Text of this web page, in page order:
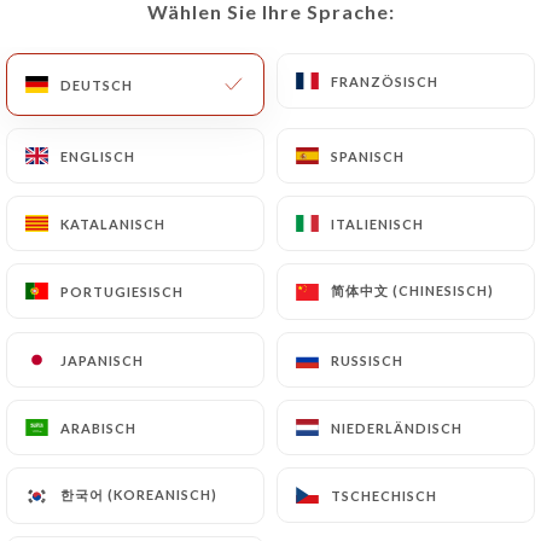
Wählen Sie Ihre Sprache:
DEUTSCH FRANZÖSISCH
ENGLISCH SPANISCH
KATALANISCH ITALIENISCH
PORTUGIESISCH 简体中文 (CHINESISCH)
JAPANISCH RUSSISCH
ARABISCH NIEDERLÄNDISCH
한국어 (KOREANISCH) TSCHECHISCH
START/KONTAKT
Pizza Momo
Wählen Sie Ihre Sprache:
DEUTSCH FRANZÖSISCH
ENGLISCH SPANISCH
KATALANISCH ITALIENISCH
PORTUGIESISCH 简体中文 (CHINESISCH)
JAPANISCH RUSSISCH
ARABISCH NIEDERLÄNDISCH
한국어 (KOREANISCH) TSCHECHISCH